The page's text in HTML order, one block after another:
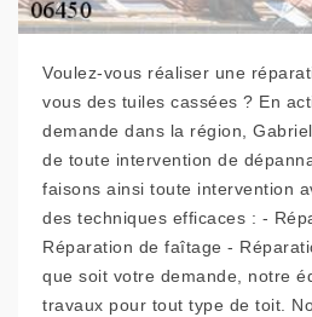
Voulez-vous réaliser une
vous des tuiles cassées ? En
demande dans la région,
de toute intervention de
faisons ainsi toute intervention
des techniques efficaces : -
Réparation de faîtage -
que soit votre demande, notre
travaux pour tout type de toit.